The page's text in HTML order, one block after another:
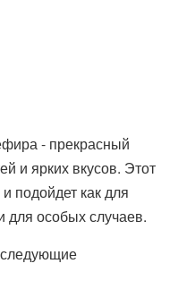
- прекрасный
и ярких вкусов. Этот
подойдет как для
для особых случаев.